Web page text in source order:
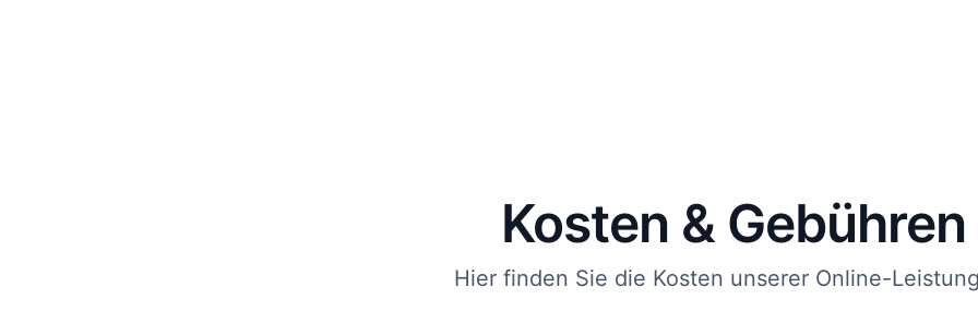
Kosten & Gebühren
Hier finden Sie die Kosten unserer Online-